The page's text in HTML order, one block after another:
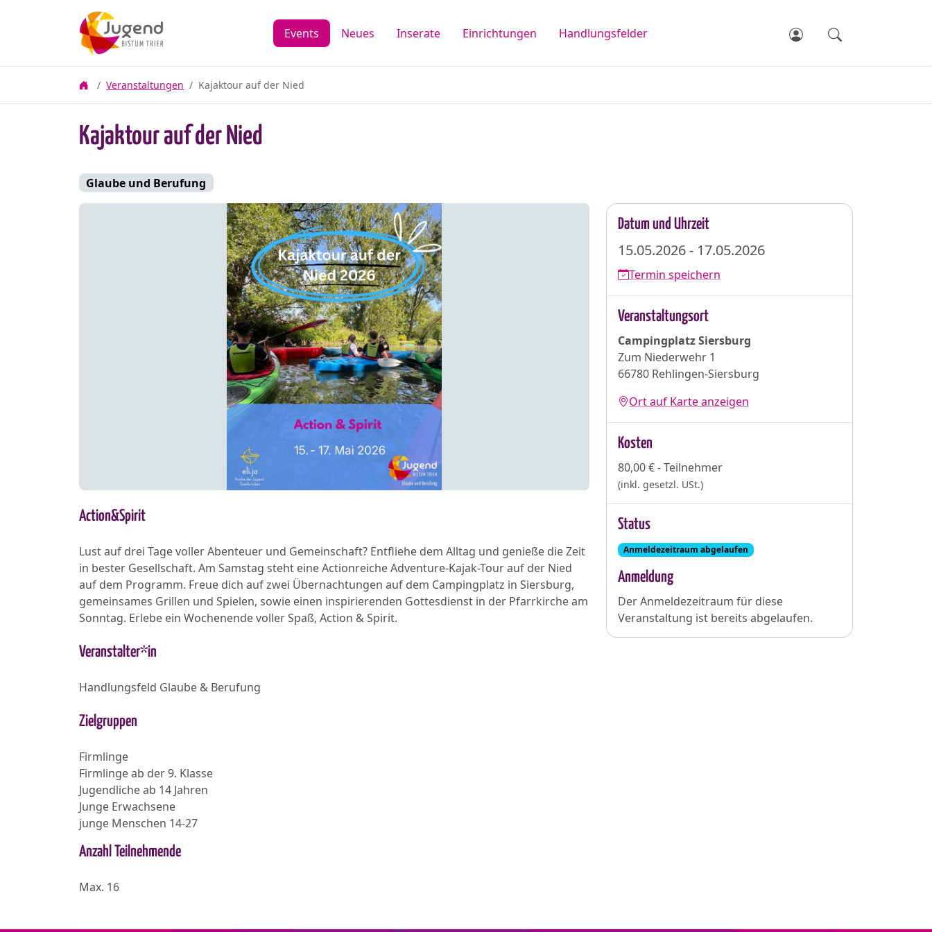
Events Neues Inserate Einrichtungen Handlungsfelder
Veranstaltungen Kajaktour auf der Nied
Kajaktour auf der Nied
Glaube und Berufung
Datum und Uhrzeit
15.05.2026 - 17.05.2026
Termin speichern
Veranstaltungsort
Campingplatz Siersburg
Zum Niederwehr 1
66780 Rehlingen-Siersburg
Ort auf Karte anzeigen
Kosten
80,00 € - Teilnehmer
(inkl. gesetzl. USt.)
Status
Anmeldezeitraum abgelaufen
Anmeldung
Der Anmeldezeitraum für diese
Veranstaltung ist bereits abgelaufen.
Action&Spirit
Lust auf drei Tage voller Abenteuer und Gemeinschaft? Entfliehe dem Alltag und genieße die Zeit
in bester Gesellschaft. Am Samstag steht eine Actionreiche Adventure-Kajak-Tour auf der Nied
auf dem Programm. Freue dich auf zwei Übernachtungen auf dem Campingplatz in Siersburg,
gemeinsames Grillen und Spielen, sowie einen inspirierenden Gottesdienst in der Pfarrkirche am
Sonntag. Erlebe ein Wochenende voller Spaß, Action & Spirit.
Veranstalter*in
Handlungsfeld Glaube & Berufung
Zielgruppen
Firmlinge
Firmlinge ab der 9. Klasse
Jugendliche ab 14 Jahren
Junge Erwachsene
junge Menschen 14-27
Anzahl Teilnehmende
Max. 16